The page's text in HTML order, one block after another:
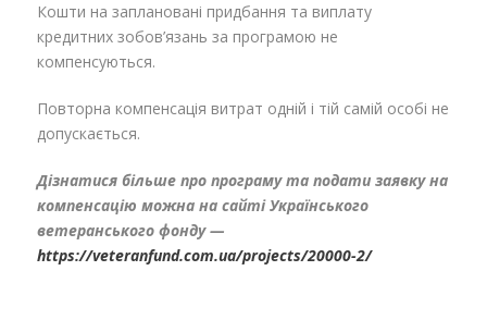
Кошти на заплановані придбання та виплату
кредитних зобов’язань за програмою не
компенсуються.
Повторна компенсація витрат одній і тій самій особі не
допускається.
Дізнатися більше про програму та подати заявку на
компенсацію можна на сайті Українського
ветеранського фонду —
https://veteranfund.com.ua/projects/20000-2/